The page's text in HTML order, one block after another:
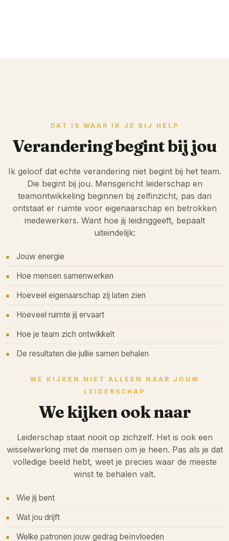
DAT IS WAAR IK JE BIJ HELP
Verandering begint bij jou
Ik geloof dat echte verandering niet begint bij het team.
Die begint bij jou. Mensgericht leiderschap en
teamontwikkeling beginnen bij zelfinzicht, pas dan
ontstaat er ruimte voor eigenaarschap en betrokken
medewerkers. Want hoe jij leidinggeeft, bepaalt
uiteindelijk:
Jouw energie
Hoe mensen samenwerken
Hoeveel eigenaarschap zij laten zien
Hoeveel ruimte jij ervaart
Hoe je team zich ontwikkelt
De resultaten die jullie samen behalen
WE KIJKEN NIET ALLEEN NAAR JOUW
LEIDERSCHAP
We kijken ook naar
Leiderschap staat nooit op zichzelf. Het is ook een
wisselwerking met de mensen om je heen. Pas als je dat
volledige beeld hebt, weet je precies waar de meeste
winst te behalen valt.
Wie jij bent
Wat jou drijft
Welke patronen jouw gedrag beïnvloeden